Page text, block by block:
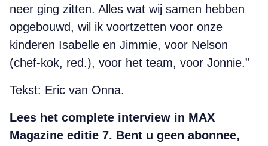
neer ging zitten. Alles wat wij samen hebben
opgebouwd, wil ik voortzetten voor onze
kinderen Isabelle en Jimmie, voor Nelson
(chef-kok, red.), voor het team, voor Jonnie.”
Tekst: Eric van Onna.
Lees het complete interview in MAX
Magazine editie 7. Bent u geen abonnee,